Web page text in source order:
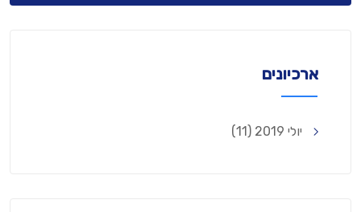
ארכיונים
יולי 2019 (11)